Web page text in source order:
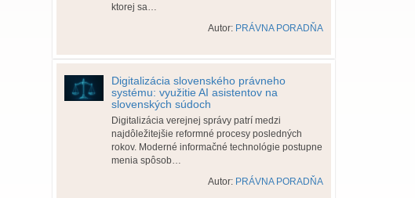
ktorej sa…
Autor: PRÁVNA PORADŇA
Digitalizácia slovenského právneho
systému: využitie AI asistentov na
slovenských súdoch
Digitalizácia verejnej správy patrí medzi
najdôležitejšie reformné procesy posledných
rokov. Moderné informačné technológie postupne
menia spôsob…
Autor: PRÁVNA PORADŇA